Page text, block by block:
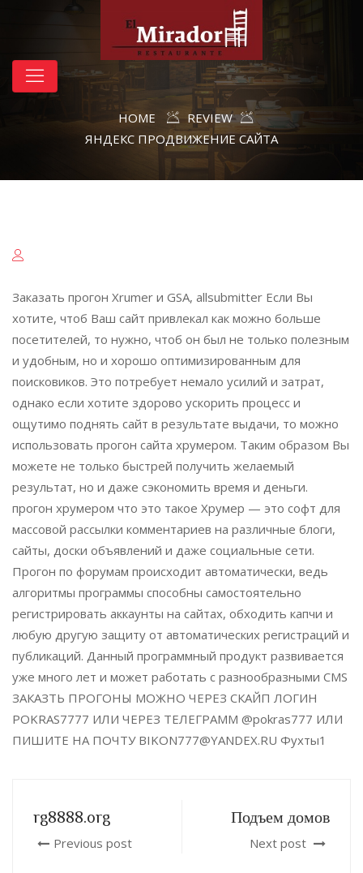
HOME
REVIEW
ЯНДЕКС ПРОДВИЖЕНИЕ САЙТА
Заказать прогон Xrumer и GSA, allsubmitter Если Вы
хотите, чтоб Ваш сайт привлекал как можно больше
посетителей, то нужно, чтоб он был не только полезным
и удобным, но и хорошо оптимизированным для
поисковиков. Это потребует немало усилий и затрат,
однако если хотите здорово ускорить процесс и
ощутимо поднять сайт в результате выдачи, то можно
использовать прогон сайта хрумером. Таким образом Вы
можете не только быстрей получить желаемый
результат, но и даже сэкономить время и деньги.
прогон хрумером что это такое Хрумер — это софт для
массовой рассылки комментариев на различные блоги,
сайты, доски объявлений и даже социальные сети.
Прогон по форумам происходит автоматически, ведь
алгоритмы программы способны самостоятельно
регистрировать аккаунты на сайтах, обходить капчи и
любую другую защиту от автоматических регистраций и
публикаций. Данный программный продукт развивается
уже много лет и может работать с разнообразными CMS
ЗАКАЗТЬ ПРОГОНЫ МОЖНО ЧЕРЕЗ СКАЙП ЛОГИН
POKRAS7777 ИЛИ ЧЕРЕЗ ТЕЛЕГРАММ @pokras777 ИЛИ
ПИШИТЕ НА ПОЧТУ BIKON777@YANDEX.RU Фухты1
rg8888.org
Previous post
Подъем домов
Next post